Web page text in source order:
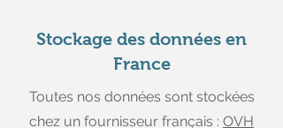
Stockage des données en
France
Toutes nos données sont stockées
chez un fournisseur français : OVH